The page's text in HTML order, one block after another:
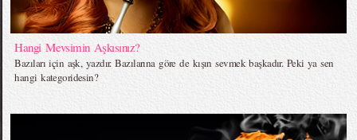
Hangi Mevsimin Aşkısınız?
Bazıları için aşk, yazdır. Bazılarına göre de kışın sevmek başkadır. Peki ya sen
hangi kategoridesin?